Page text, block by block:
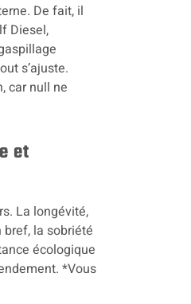
De fait, il
Diesel,
s’ajuste.
car null ne
et
La longévité,
la sobriété
écologique
*Vous